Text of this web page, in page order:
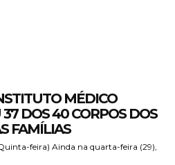
MÉDICO
DOS 40 CORPOS DOS
FAMÍLIAS
quarta-feira (29),